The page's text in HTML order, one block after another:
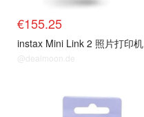
€155.25
instax Mini Link 2 照片打印机
@dealmoon.de